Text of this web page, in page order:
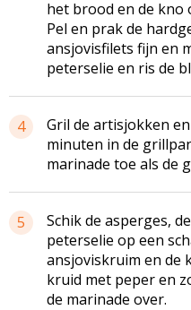
het brood en de
Pel en prak de
ansjovisfilets fijn en
peterselie en ris de
4
Gril de artisjokken
minuten in de
marinade toe als de
5
Schik de asperges,
peterselie op een
ansjoviskruim en de
kruid met peper en
de marinade over.